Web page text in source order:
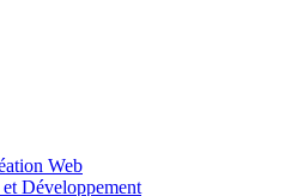
Web
Développement